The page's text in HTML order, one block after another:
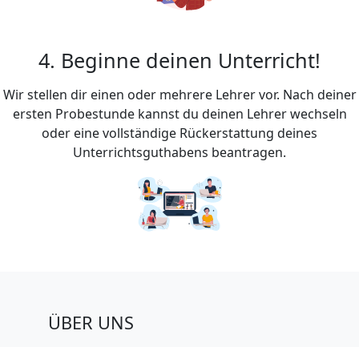
4. Beginne deinen Unterricht!
Wir stellen dir einen oder mehrere Lehrer vor. Nach deiner
ersten Probestunde kannst du deinen Lehrer wechseln
oder eine vollständige Rückerstattung deines
Unterrichtsguthabens beantragen.
ÜBER UNS